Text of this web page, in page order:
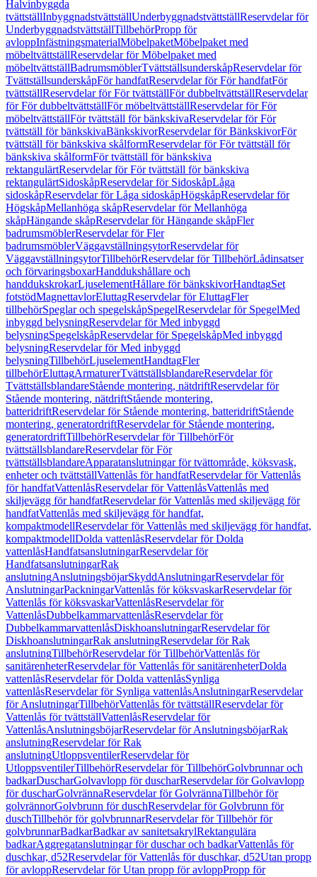
Halvinbyggda
tvättställInbyggnadstvättställUnderbyggnadstvättställReservdelar för
UnderbyggnadstvättställTillbehörPropp för
avloppInfästningsmaterialMöbelpaketMöbelpaket med
möbeltvättställReservdelar för Möbelpaket med
möbeltvättställBadrumsmöblerTvättställsunderskåpReservdelar för
TvättställsunderskåpFör handfatReservdelar för För handfatFör
tvättställReservdelar för För tvättställFör dubbeltvättställReservdelar
för För dubbeltvättställFör möbeltvättställReservdelar för För
möbeltvättställFör tvättställ för bänkskivaReservdelar för För
tvättställ för bänkskivaBänkskivorReservdelar för BänkskivorFör
tvättställ för bänkskiva skålformReservdelar för För tvättställ för
bänkskiva skålformFör tvättställ för bänkskiva
rektangulärtReservdelar för För tvättställ för bänkskiva
rektangulärtSidoskåpReservdelar för SidoskåpLåga
sidoskåpReservdelar för Låga sidoskåpHögskåpReservdelar för
HögskåpMellanhöga skåpReservdelar för Mellanhöga
skåpHängande skåpReservdelar för Hängande skåpFler
badrumsmöblerReservdelar för Fler
badrumsmöblerVäggavställningsytorReservdelar för
VäggavställningsytorTillbehörReservdelar för TillbehörLådinsatser
och förvaringsboxarHanddukshållare och
handdukskrokarLjuselementHållare för bänkskivorHandtagSet
fotstödMagnettavlorEluttagReservdelar för EluttagFler
tillbehörSpeglar och spegelskåpSpegelReservdelar för SpegelMed
inbyggd belysningReservdelar för Med inbyggd
belysningSpegelskåpReservdelar för SpegelskåpMed inbyggd
belysningReservdelar för Med inbyggd
belysningTillbehörLjuselementHandtagFler
tillbehörEluttagArmaturerTvättställsblandareReservdelar för
TvättställsblandareStående montering, nätdriftReservdelar för
Stående montering, nätdriftStående montering,
batteridriftReservdelar för Stående montering, batteridriftStående
montering, generatordriftReservdelar för Stående montering,
generatordriftTillbehörReservdelar för TillbehörFör
tvättställsblandareReservdelar för För
tvättställsblandareApparatanslutningar för tvättområde, köksvask,
enheter och tvättställVattenlås för handfatReservdelar för Vattenlås
för handfatVattenlåsReservdelar för VattenlåsVattenlås med
skiljevägg för handfatReservdelar för Vattenlås med skiljevägg för
handfatVattenlås med skiljevägg för handfat,
kompaktmodellReservdelar för Vattenlås med skiljevägg för handfat,
kompaktmodellDolda vattenlåsReservdelar för Dolda
vattenlåsHandfatsanslutningarReservdelar för
HandfatsanslutningarRak
anslutningAnslutningsböjarSkyddAnslutningarReservdelar för
AnslutningarPackningarVattenlås för köksvaskarReservdelar för
Vattenlås för köksvaskarVattenlåsReservdelar för
VattenlåsDubbelkammarvattenlåsReservdelar för
DubbelkammarvattenlåsDiskhoanslutningarReservdelar för
DiskhoanslutningarRak anslutningReservdelar för Rak
anslutningTillbehörReservdelar för TillbehörVattenlås för
sanitärenheterReservdelar för Vattenlås för sanitärenheterDolda
vattenlåsReservdelar för Dolda vattenlåsSynliga
vattenlåsReservdelar för Synliga vattenlåsAnslutningarReservdelar
för AnslutningarTillbehörVattenlås för tvättställReservdelar för
Vattenlås för tvättställVattenlåsReservdelar för
VattenlåsAnslutningsböjarReservdelar för AnslutningsböjarRak
anslutningReservdelar för Rak
anslutningUtloppsventilerReservdelar för
UtloppsventilerTillbehörReservdelar för TillbehörGolvbrunnar och
badkarDuscharGolvavlopp för duscharReservdelar för Golvavlopp
för duscharGolvrännaReservdelar för GolvrännaTillbehör för
golvrännorGolvbrunn för duschReservdelar för Golvbrunn för
duschTillbehör för golvbrunnarReservdelar för Tillbehör för
golvbrunnarBadkarBadkar av sanitetsakrylRektangulära
badkarAggregatanslutningar för duschar och badkarVattenlås för
duschkar, d52Reservdelar för Vattenlås för duschkar, d52Utan propp
för avloppReservdelar för Utan propp för avloppPropp för